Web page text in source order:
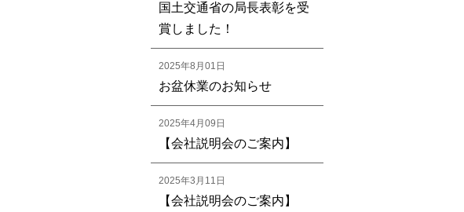
国土交通省の局長表彰を受
賞しました！
2025年8月01日
お盆休業のお知らせ
2025年4月09日
【会社説明会のご案内】
2025年3月11日
【会社説明会のご案内】